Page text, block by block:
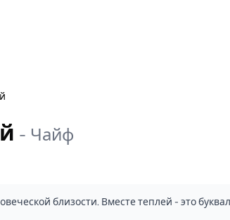
- Чайф
близости. Вместе теплей - это